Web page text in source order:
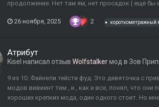
продолжение. Нет там ям, нет просадок ( ещё бы
26 ноября, 2025 2 короткометражный
Атрибут
Kisel написал отзыв Wolfstalkerмод в Зов
9 из 10. Файнели тейсти фуд. Это девяточка с
модов вивиент тим , и , как и все, понял, что они
хороших крепких мода, один одного стоит. Но